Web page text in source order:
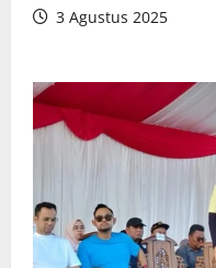
3 Agustus 2025